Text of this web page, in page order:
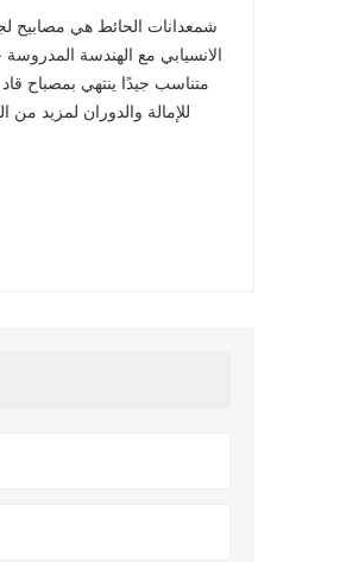
شمعدانات الحائط هي مصابيح
الانسيابي مع الهندسة
للإمالة والدوران لمزيد